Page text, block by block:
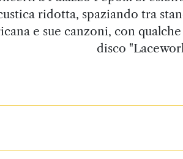
ridotta, spaziando tra
e sue canzoni, con
disco